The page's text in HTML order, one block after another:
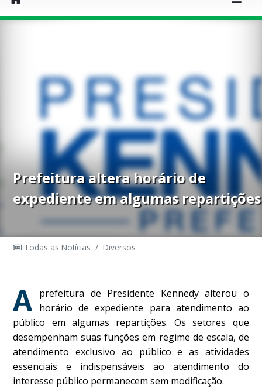
Prefeitura altera horário de
expediente em algumas repartições
Todas as Notícias / Diversos
A prefeitura de Presidente Kennedy alterou o
horário de expediente para atendimento ao
público em algumas repartições. Os setores que
desempenham suas funções em regime de escala, de
atendimento exclusivo ao público e as atividades
essenciais e indispensáveis ao atendimento do
interesse público permanecem sem modificação.